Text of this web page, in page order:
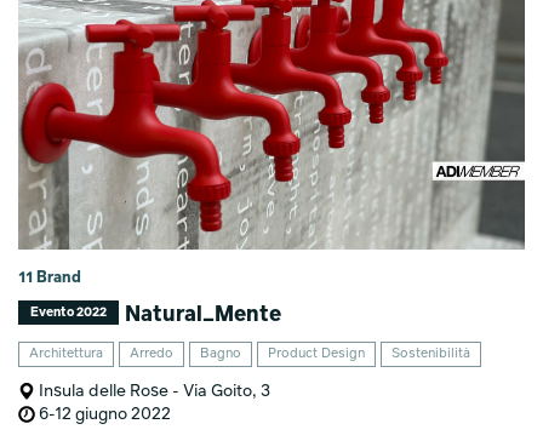
11 Brand
Evento 2022 Natural_Mente
Architettura Arredo Bagno Product Design Sostenibilità
Insula delle Rose - Via Goito, 3
6-12 giugno 2022